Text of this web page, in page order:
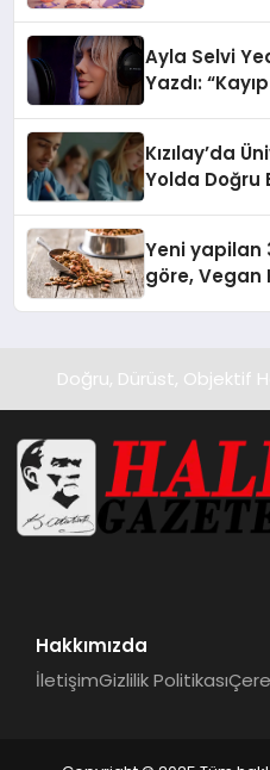
Ayla Selvi
Yazdı:
Kızılay’da
Yolda Doğru
Yeni yapilan
göre, Vegan
Doğru, Dürüst, Objektif
Hakkımızda
İletişimGizlilik Politikası